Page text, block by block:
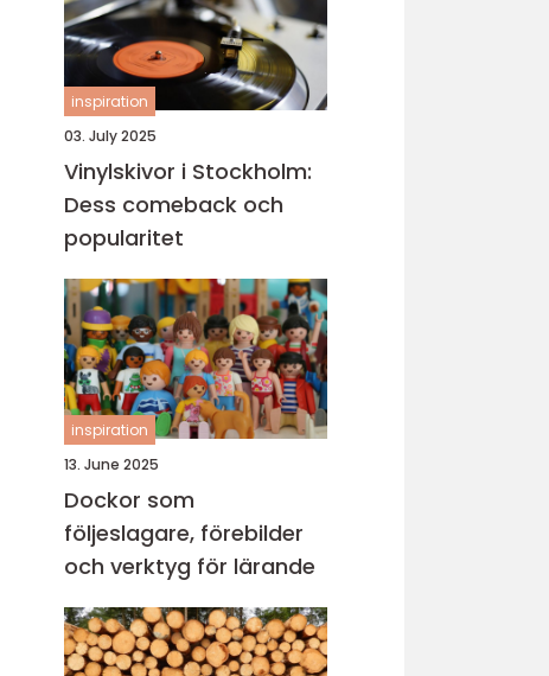
inspiration
03. July 2025
Vinylskivor i Stockholm:
Dess comeback och
popularitet
inspiration
13. June 2025
Dockor som
följeslagare, förebilder
och verktyg för lärande